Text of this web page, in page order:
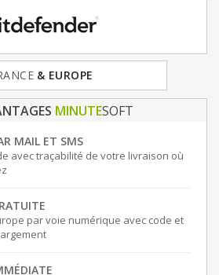
& EUROPE
MINUTESOFT
MAIL ET SMS
avec traçabilité de votre livraison où
par voie numérique avec code et